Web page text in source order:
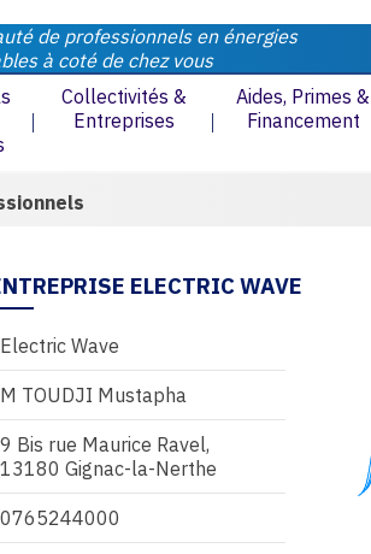
de professionnels en énergies
à coté de chez vous
Collectivités &
Entreprises
Aides, Primes &
Financement
ELECTRIC WAVE
Electric Wave
M TOUDJI Mustapha
9 Bis rue Maurice Ravel,
13180 Gignac-la-Nerthe
0765244000